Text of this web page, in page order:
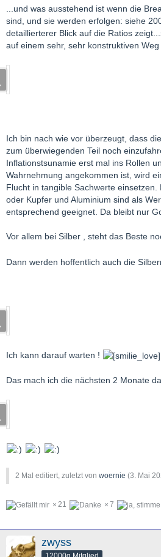
...und was ausstehend ist wenn die
sind, und sie werden erfolgen: siehe
detaillierterer Blick auf die Ratios
auf einem sehr, sehr konstruktiven Weg
Ich bin nach wie vor überzeugt, dass
zum überwiegenden Teil noch
Inflationstsunamie erst mal ins Rollen
Wahrnehmung angekommen ist, wird
Flucht in tangible Sachwerte einsetzen.
oder Kupfer und Aluminium sind als
entsprechend geeignet. Da bleibt nur
Vor allem bei Silber , steht das Beste
Dann werden hoffentlich auch die
Ich kann darauf warten !
Das mach ich die nächsten 2 Monate
2 Mal editiert, zuletzt von woernie (3. Mai
21 7
zwyss